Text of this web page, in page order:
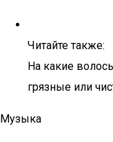
Читайте также:
На какие
грязные или
Музыка